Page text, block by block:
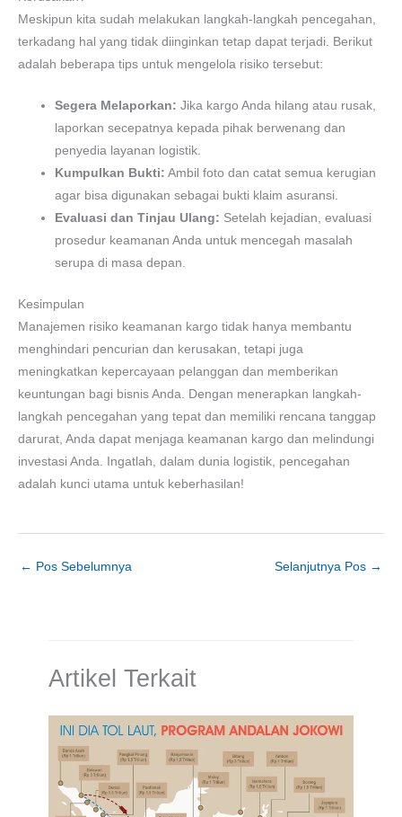
Meskipun kita sudah melakukan langkah-langkah pencegahan,
terkadang hal yang tidak diinginkan tetap dapat terjadi. Berikut
adalah beberapa tips untuk mengelola risiko tersebut:
Segera Melaporkan: Jika kargo Anda hilang atau rusak,
laporkan secepatnya kepada pihak berwenang dan
penyedia layanan logistik.
Kumpulkan Bukti: Ambil foto dan catat semua kerugian
agar bisa digunakan sebagai bukti klaim asuransi.
Evaluasi dan Tinjau Ulang: Setelah kejadian, evaluasi
prosedur keamanan Anda untuk mencegah masalah
serupa di masa depan.
Kesimpulan
Manajemen risiko keamanan kargo tidak hanya membantu
menghindari pencurian dan kerusakan, tetapi juga
meningkatkan kepercayaan pelanggan dan memberikan
keuntungan bagi bisnis Anda. Dengan menerapkan langkah-
langkah pencegahan yang tepat dan memiliki rencana tanggap
darurat, Anda dapat menjaga keamanan kargo dan melindungi
investasi Anda. Ingatlah, dalam dunia logistik, pencegahan
adalah kunci utama untuk keberhasilan!
← Pos Sebelumnya Selanjutnya Pos →
Artikel Terkait